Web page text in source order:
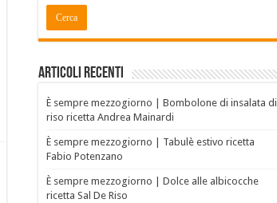
Articoli recenti
È sempre mezzogiorno | Bombolone di insalata di
riso ricetta Andrea Mainardi
È sempre mezzogiorno | Tabulè estivo ricetta
Fabio Potenzano
È sempre mezzogiorno | Dolce alle albicocche
ricetta Sal De Riso